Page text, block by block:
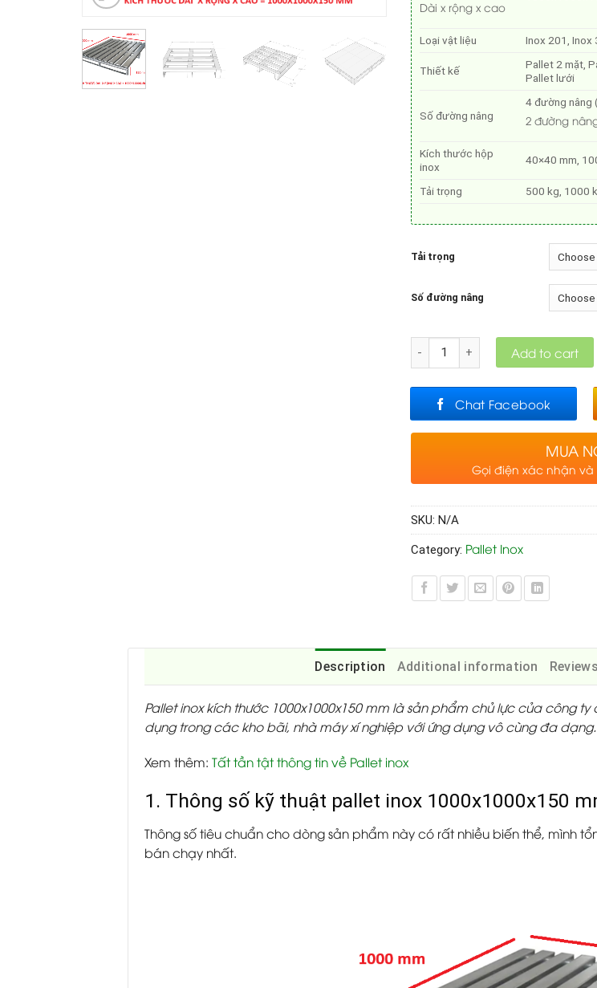
Dài x rộng x cao
Loại vật liệu Inox 201, Inox
Thiết kế
Pallet 2 mặt,
Pallet lưới
Số đường nâng
4 đường nâng
2 đường
Kích thước hộp
inox
40×40 mm,
Tải trọng 500 kg, 1000
Tải trọng
Số đường nâng
Quantity Add to cart
Chat Facebook
MUA
Gọi điện xác nhận
SKU: N/A
Category: Pallet Inox
Description Additional information
Pallet inox kích thước 1000x1000x150 mm là sản phẩm chủ lực của công
dụng trong các kho bãi, nhà máy xí nghiệp với ứng dụng vô cùng đa
Xem thêm: Tất tần tật thông tin về Pallet inox
1. Thông số kỹ thuật pallet inox 1000x1000x150
Thông số tiêu chuẩn cho dòng sản phẩm này có rất nhiều biến thể, mình
bán chạy nhất.